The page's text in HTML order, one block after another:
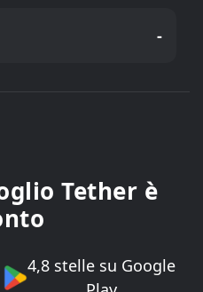
-
Tether è
4,8 stelle su Google